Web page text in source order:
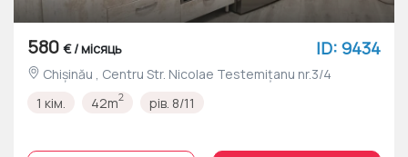
580 € / місяць ID: 9434
Chișinău , Centru Str. Nicolae Testemițanu nr.3/4
1 кім.
42m2 рів. 8/11